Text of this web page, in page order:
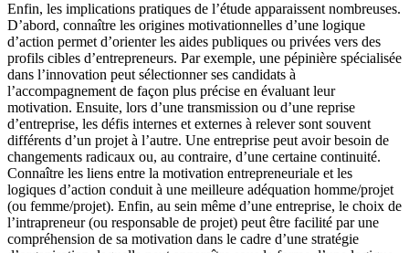
Enfin, les implications pratiques de l’étude apparaissent nombreuses.
D’abord, connaître les origines motivationnelles d’une logique
d’action permet d’orienter les aides publiques ou privées vers des
profils cibles d’entrepreneurs. Par exemple, une pépinière spécialisée
dans l’innovation peut sélectionner ses candidats à
l’accompagnement de façon plus précise en évaluant leur
motivation. Ensuite, lors d’une transmission ou d’une reprise
d’entreprise, les défis internes et externes à relever sont souvent
différents d’un projet à l’autre. Une entreprise peut avoir besoin de
changements radicaux ou, au contraire, d’une certaine continuité.
Connaître les liens entre la motivation entrepreneuriale et les
logiques d’action conduit à une meilleure adéquation homme/projet
(ou femme/projet). Enfin, au sein même d’une entreprise, le choix de
l’intrapreneur (ou responsable de projet) peut être facilité par une
compréhension de sa motivation dans le cadre d’une stratégie